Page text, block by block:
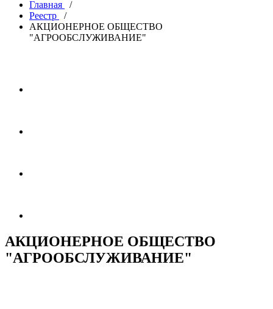
Главная
/
Реестр
/
АКЦИОНЕРНОЕ ОБЩЕСТВО
"АГРООБСЛУЖИВАНИЕ"
АКЦИОНЕРНОЕ ОБЩЕСТВО
"АГРООБСЛУЖИВАНИЕ"